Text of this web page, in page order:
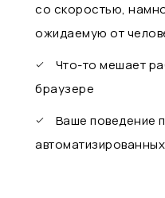
со скоростью,
ожидаемую от
Что-то мешает
браузере
Ваше поведение